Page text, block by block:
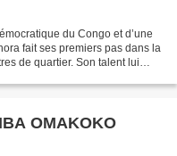
du Congo et d’une
fait ses premiers pas dans la
de quartier. Son talent lui
OMAKOKO